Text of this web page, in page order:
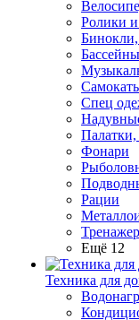
Ролики
Бассейны
Спец
Фонари
Рации
Ещё 12
Техника для